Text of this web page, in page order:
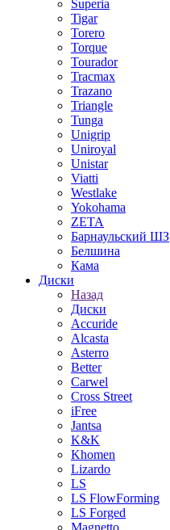
Superia
Tigar
Torero
Torque
Tourador
Tracmax
Trazano
Triangle
Tunga
Unigrip
Uniroyal
Unistar
Viatti
Westlake
Yokohama
ZETA
Барнаульский ШЗ
Белшина
Кама
Диски
Назад
Диски
Accuride
Alcasta
Asterro
Better
Carwel
Cross Street
iFree
Jantsa
K&K
Khomen
Lizardo
LS
LS FlowForming
LS Forged
Magnetto